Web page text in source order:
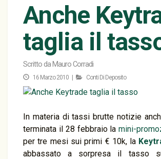
Anche
taglia il
Scritto da Mauro Corradi
16 Marzo 2010 | Conti Di Deposito
In materia di tassi brutte notizie
terminata il 28 febbraio lamini-
per tre mesi sui primi € 10k, la
abbassato a sorpresa il tasso